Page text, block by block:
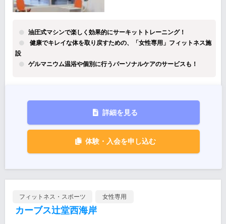
油圧式マシンで楽しく効果的にサーキットトレーニング！
健康でキレイな体を取り戻すための、「女性専用」フィットネス施
設
ゲルマニウム温浴や個別に行うパーソナルケアのサービスも！
詳細を見る
体験・入会を申し込む
フィットネス・スポーツ 女性専用
カーブス辻堂西海岸